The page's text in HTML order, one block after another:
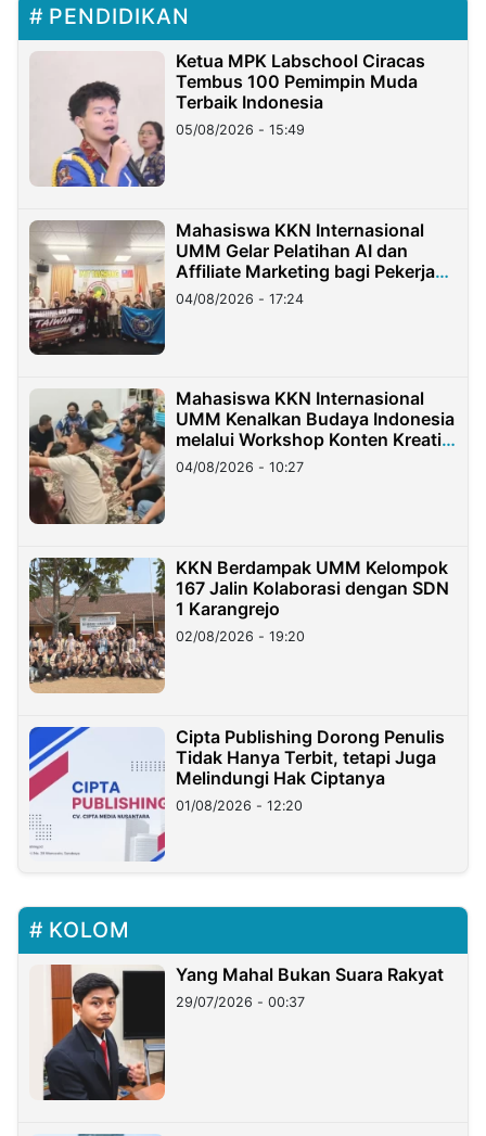
PENDIDIKAN
Ketua MPK Labschool Ciracas
Tembus 100 Pemimpin Muda
Terbaik Indonesia
05/08/2026 - 15:49
Mahasiswa KKN Internasional
UMM Gelar Pelatihan AI dan
Affiliate Marketing bagi Pekerja
Migran Indonesia di Taiwan
04/08/2026 - 17:24
Mahasiswa KKN Internasional
UMM Kenalkan Budaya Indonesia
melalui Workshop Konten Kreatif
di Taiwan
04/08/2026 - 10:27
KKN Berdampak UMM Kelompok
167 Jalin Kolaborasi dengan SDN
1 Karangrejo
02/08/2026 - 19:20
Cipta Publishing Dorong Penulis
Tidak Hanya Terbit, tetapi Juga
Melindungi Hak Ciptanya
01/08/2026 - 12:20
KOLOM
Yang Mahal Bukan Suara Rakyat
29/07/2026 - 00:37